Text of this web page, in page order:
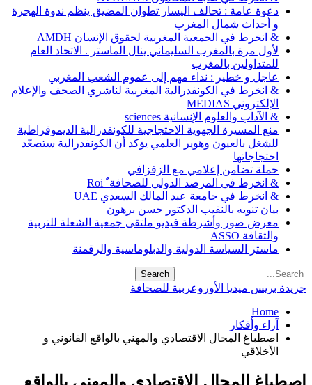
دعوة عامة : تحالف اليسار تطوان المضيق ينظم ندوة الهجرة
و أحداث شمال المغرب
& انخرط في الجمعية المغربية لحقوق الإنسان AMDH
لأول مرة بالمغرب السليماني ينال الماستر . الاتحاد العام
للمتداولين بالمغرب
عاجل و خطير : نداء مهم إلى عموم الشعب المغربي
& انخرط في الكونفدرالية المغربية لناشري الصحف والإعلام
الإلكتروني MEDIAS
& الآداب والعلوم الإنسانية sciences
منع المسيرة الجهوية الاحتجاجية للكونفدرالية الديموقراطية
للشغل بالعيون وهوير العلمي يؤكد أن الكونفدرالية ستصعّد
احتجاجاتها
حملة تضامن إعلامي مع الزفزافي
& انخرط في المرصد الدولي للصحافة ٌ Roi
& انخرط في جامعة عبد المالك السعدي UAE
بيان تنويه بالنقيب الدكتور حسن برهون
معرض صور وأشرطة فيديو ملتقى جمعية الشعلة للتربية
والثقافة ASSO
ماستر السياسة الدولية والدبلوماسية والرقمنة
جريدة بريس ميديا الأوروعربية للصحافة
Home
آراء وأفكار
اصطباغ المجال الاقتصادي والمهني بالواقع القانوني و
الأخلاقي